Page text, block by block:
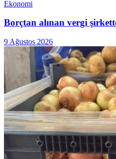
Ekonomi
Borçtan alınan vergi
9 Ağustos 2026